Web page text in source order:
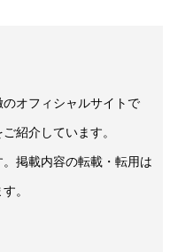
オフィシャルサイトで
紹介しています。
掲載内容の転載・転用は
。